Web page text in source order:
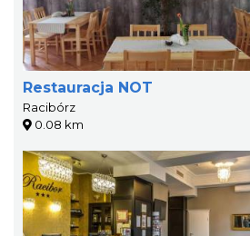
Restauracja NOT
Racibórz
0.08 km